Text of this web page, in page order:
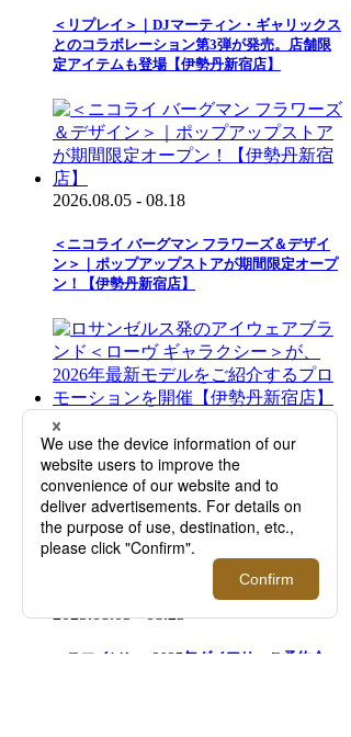
＜リプレイ＞｜DJマーティン・ギャリックス
とのコラボレーション第3弾が発売。店舗限
定アイテムも登場【伊勢丹新宿店】
2026.08.05 - 08.18
＜ニコライ バーグマン フラワーズ＆デザイ
ン＞｜ポップアップストアが期間限定オープ
ン！【伊勢丹新宿店】
2026.07.29 - 08.18
ロサンゼルス発のアイウェアブランド＜ロー
ヴ ギャラクシー＞が、2026年最新モデルを
ご紹介するプロモーションを開催【伊勢丹新
宿店】
2025.08.05 - 08.23
＜スマイソン＞2027年ダイアリーご予約会